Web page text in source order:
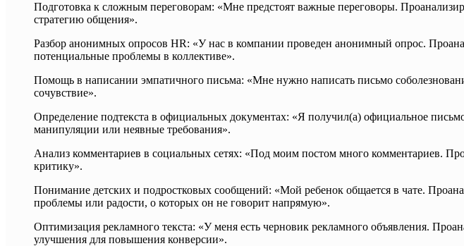
Подготовка к сложным переговорам: «Мне предстоят важные переговоры.
стратегию общения».
Разбор анонимных опросов HR: «У нас в компании проведен анонимный опрос.
потенциальные проблемы в коллективе».
Помощь в написании эмпатичного письма: «Мне нужно написать письмо
сочувствие».
Определение подтекста в официальных документах: «Я получил(а) официальное
манипуляции или неявные требования».
Анализ комментариев в социальных сетях: «Под моим постом много комментариев.
критику».
Понимание детских и подростковых сообщений: «Мой ребенок общается в чате.
проблемы или радости, о которых он не говорит напрямую».
Оптимизация рекламного текста: «У меня есть черновик рекламного объявления.
улучшения для повышения конверсии».